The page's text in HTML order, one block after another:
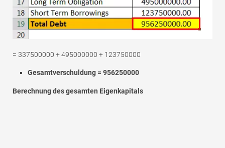
= 337500000 + 495000000 + 123750000
Gesamtverschuldung = 956250000
Berechnung des gesamten Eigenkapitals